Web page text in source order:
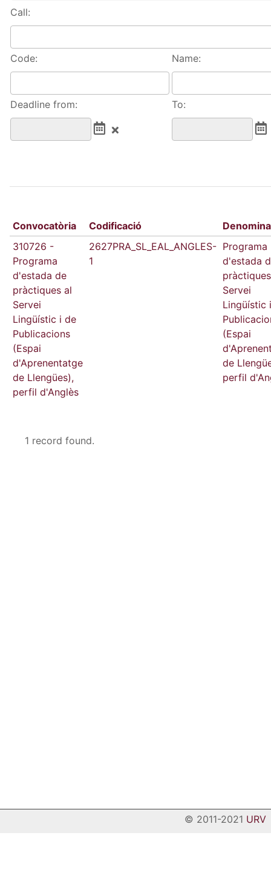
Call:
Code: Name:
Deadline from: To:
Convocatòria Codificació
310726 -
Programa
d'estada de
pràctiques al
Servei
Lingüístic i de
Publicacions
(Espai
d'Aprenentatge
de Llengües),
perfil d'Anglès
2627PRA_SL_EAL_ANGLES-
1
Programa
d'estada
Servei
Lingüístic
(Espai
de
perfil
1 record found.
© 2011-2021 URV